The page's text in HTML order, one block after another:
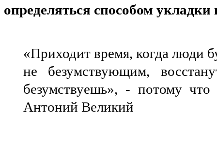
определяться способом укладки
«Приходит время, когда люди
не безумствующим,
безумствуешь», - потому
Антоний Великий